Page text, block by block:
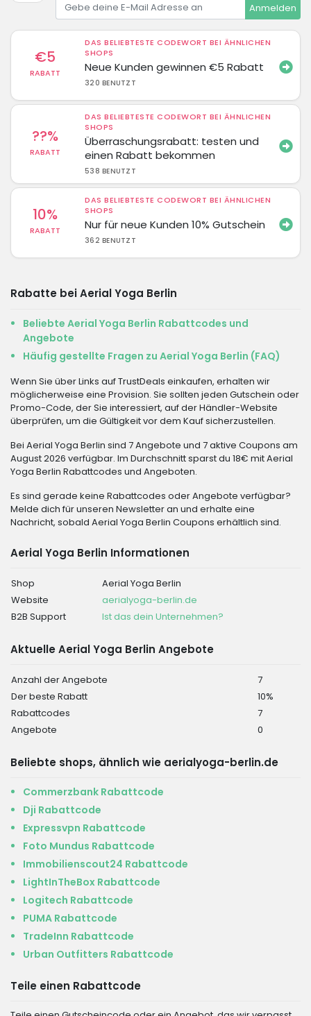
Anmelden
€5
RABATT
DAS BELIEBTESTE CODEWORT BEI ÄHNLICHEN
SHOPS
Neue Kunden gewinnen €5 Rabatt
320 BENUTZT
??%
RABATT
DAS BELIEBTESTE CODEWORT BEI ÄHNLICHEN
SHOPS
Überraschungsrabatt: testen und
einen Rabatt bekommen
538 BENUTZT
10%
RABATT
DAS BELIEBTESTE CODEWORT BEI ÄHNLICHEN
SHOPS
Nur für neue Kunden 10% Gutschein
362 BENUTZT
Rabatte bei Aerial Yoga Berlin
Beliebte Aerial Yoga Berlin Rabattcodes und
Angebote
Häufig gestellte Fragen zu Aerial Yoga Berlin (FAQ)
Wenn Sie über Links auf TrustDeals einkaufen, erhalten wir
möglicherweise eine Provision. Sie sollten jeden Gutschein oder
Promo-Code, der Sie interessiert, auf der Händler-Website
überprüfen, um die Gültigkeit vor dem Kauf sicherzustellen.
Bei Aerial Yoga Berlin sind 7 Angebote und 7 aktive Coupons am
August 2026 verfügbar. Im Durchschnitt sparst du 18€ mit Aerial
Yoga Berlin Rabattcodes und Angeboten.
Es sind gerade keine Rabattcodes oder Angebote verfügbar?
Melde dich für unseren Newsletter an und erhalte eine
Nachricht, sobald Aerial Yoga Berlin Coupons erhältlich sind.
Aerial Yoga Berlin Informationen
Shop
Aerial Yoga Berlin
Website
aerialyoga-berlin.de
B2B Support
Ist das dein Unternehmen?
Aktuelle Aerial Yoga Berlin Angebote
Anzahl der Angebote
7
Der beste Rabatt
10%
Rabattcodes
7
Angebote
0
Beliebte shops, ähnlich wie aerialyoga-berlin.de
Commerzbank Rabattcode
Dji Rabattcode
Expressvpn Rabattcode
Foto Mundus Rabattcode
Immobilienscout24 Rabattcode
LightInTheBox Rabattcode
Logitech Rabattcode
PUMA Rabattcode
TradeInn Rabattcode
Urban Outfitters Rabattcode
Teile einen Rabattcode